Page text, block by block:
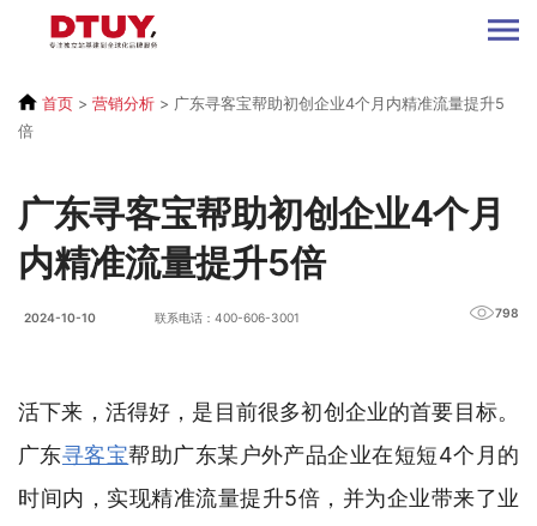
首页 > 营销分析 > 广东寻客宝帮助初创企业4个月内精准流量提升5
倍
广东寻客宝帮助初创企业4个月
内精准流量提升5倍
2024-10-10 联系电话：400-606-3001 798
活下来，活得好，是目前很多初创企业的首要目标。
广东寻客宝帮助广东某户外产品企业在短短4个月的
时间内，实现精准流量提升5倍，并为企业带来了业